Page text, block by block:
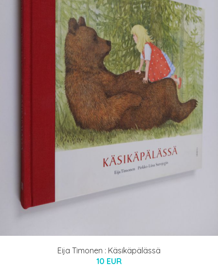
Eija Timonen : Käsikäpälässä
10 EUR